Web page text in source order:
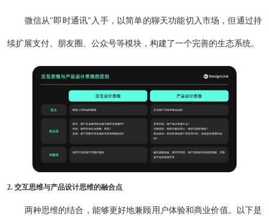
微信从"即时通讯"入手，以简单的聊天功能切入市场，但通过持
续扩展支付、朋友圈、公众号等模块，构建了一个完善的生态系统。
2. 交互思维与产品设计思维的融合点
两种思维的结合，能够更好地兼顾用户体验和商业价值。以下是